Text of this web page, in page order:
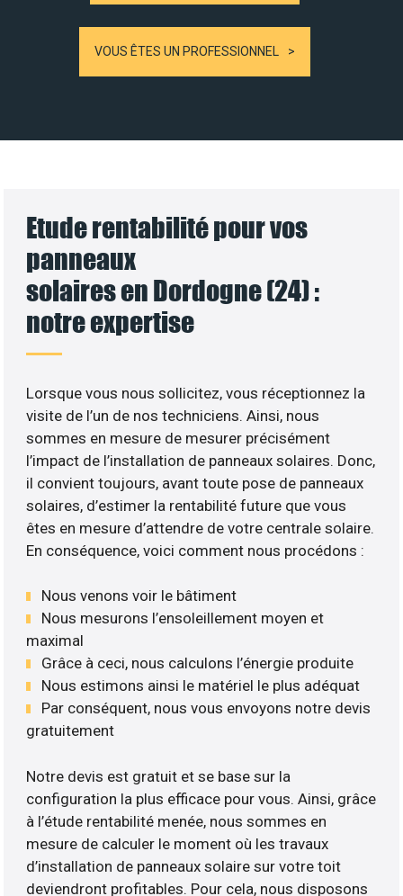
VOUS ÊTES UN PROFESSIONNEL
Etude rentabilité pour vos
panneaux
solaires en Dordogne (24) :
notre expertise
Lorsque vous nous sollicitez, vous réceptionnez la
visite de l’un de nos techniciens. Ainsi, nous
sommes en mesure de mesurer précisément
l’impact de l’installation de panneaux solaires. Donc,
il convient toujours, avant toute pose de panneaux
solaires, d’estimer la rentabilité future que vous
êtes en mesure d’attendre de votre centrale solaire.
En conséquence, voici comment nous procédons :
Nous venons voir le bâtiment
Nous mesurons l’ensoleillement moyen et
maximal
Grâce à ceci, nous calculons l’énergie produite
Nous estimons ainsi le matériel le plus adéquat
Par conséquent, nous vous envoyons notre devis
gratuitement
Notre devis est gratuit et se base sur la
configuration la plus efficace pour vous. Ainsi, grâce
à l’étude rentabilité menée, nous sommes en
mesure de calculer le moment où les travaux
d’installation de panneaux solaire sur votre toit
deviendront profitables. Pour cela, nous disposons